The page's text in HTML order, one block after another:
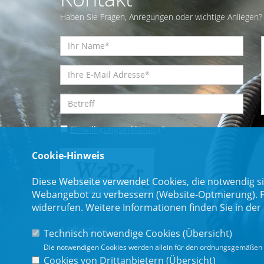
Haben Sie Fragen, Anregungen oder wichtige
Einwilligungserklärung*
* Pflichtfeld
Cookie-Hinweis
Diese Webseite verwendet Cookies, die
Webangebot zu verbessern (Website-
widerrufen. Weitere Informationen finden Sie in der
Technisch notwendige Cookies (Übersicht)
Die notwendigen Cookies werden allein für den
Cookies von Drittanbietern (Übersicht)